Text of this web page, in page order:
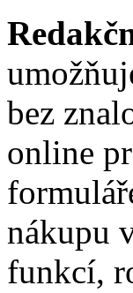
bez
online
nákupu
funkcí,